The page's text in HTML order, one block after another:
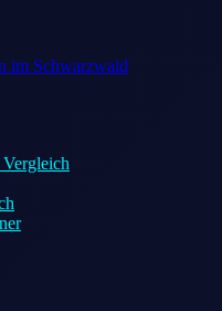
im Schwarzwald